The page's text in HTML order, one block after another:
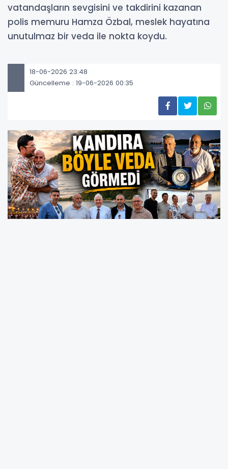
vatandaşların sevgisini ve takdirini kazanan
polis memuru Hamza Özbal, meslek hayatına
unutulmaz bir veda ile nokta koydu.
18-06-2026 23:48
Güncelleme : 19-06-2026 00:35